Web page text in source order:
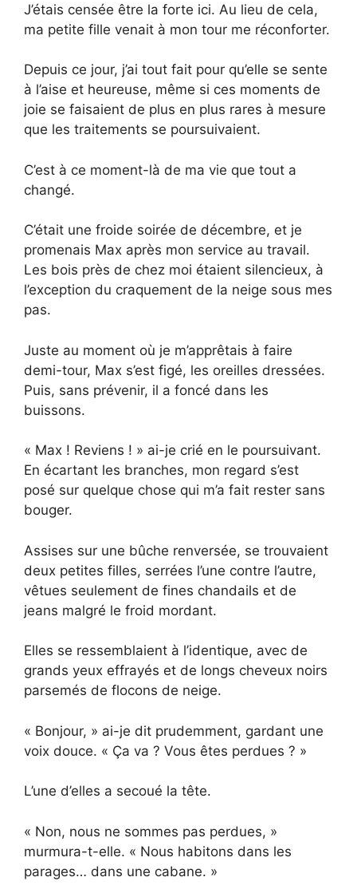
J’étais censée être la forte ici. Au lieu de cela,
ma petite fille venait à mon tour me réconforter.
Depuis ce jour, j’ai tout fait pour qu’elle se sente
à l’aise et heureuse, même si ces moments de
joie se faisaient de plus en plus rares à mesure
que les traitements se poursuivaient.
C’est à ce moment-là de ma vie que tout a
changé.
C’était une froide soirée de décembre, et je
promenais Max après mon service au travail.
Les bois près de chez moi étaient silencieux, à
l’exception du craquement de la neige sous mes
pas.
Juste au moment où je m’apprêtais à faire
demi-tour, Max s’est figé, les oreilles dressées.
Puis, sans prévenir, il a foncé dans les
buissons.
« Max ! Reviens ! » ai-je crié en le poursuivant.
En écartant les branches, mon regard s’est
posé sur quelque chose qui m’a fait rester sans
bouger.
Assises sur une bûche renversée, se trouvaient
deux petites filles, serrées l’une contre l’autre,
vêtues seulement de fines chandails et de
jeans malgré le froid mordant.
Elles se ressemblaient à l’identique, avec de
grands yeux effrayés et de longs cheveux noirs
parsemés de flocons de neige.
« Bonjour, » ai-je dit prudemment, gardant une
voix douce. « Ça va ? Vous êtes perdues ? »
L’une d’elles a secoué la tête.
« Non, nous ne sommes pas perdues, »
murmura-t-elle. « Nous habitons dans les
parages… dans une cabane. »